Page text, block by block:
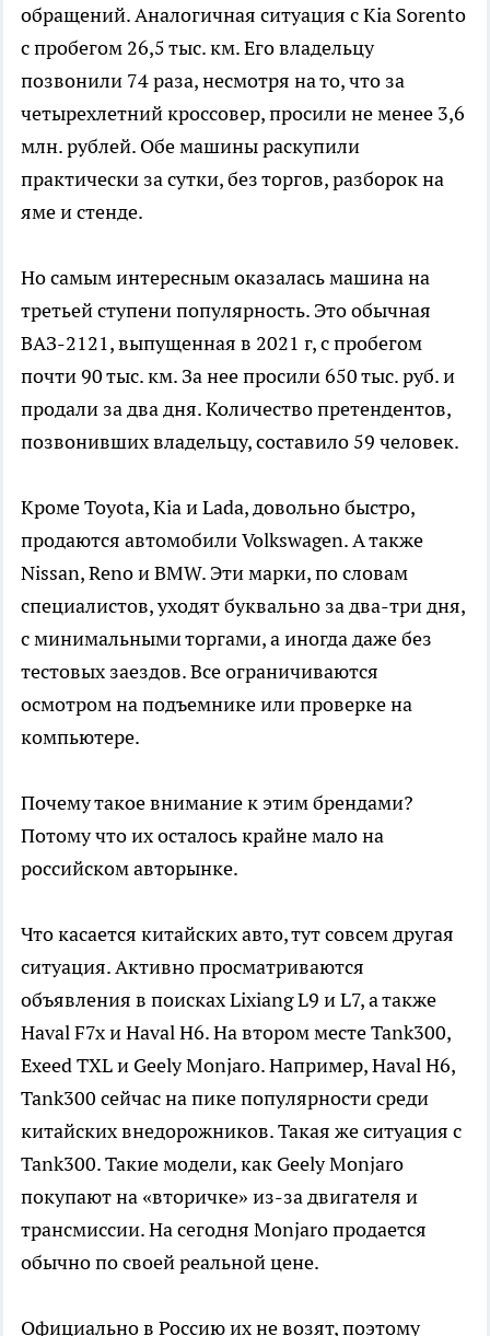
обращений. Аналогичная ситуация с Kia Sorento
с пробегом 26,5 тыс. км. Его владельцу
позвонили 74 раза, несмотря на то, что за
четырехлетний кроссовер, просили не менее 3,6
млн. рублей. Обе машины раскупили
практически за сутки, без торгов, разборок на
яме и стенде.
Но самым интересным оказалась машина на
третьей ступени популярность. Это обычная
ВАЗ-2121, выпущенная в 2021 г, с пробегом
почти 90 тыс. км. За нее просили 650 тыс. руб. и
продали за два дня. Количество претендентов,
позвонивших владельцу, составило 59 человек.
Кроме Toyota, Kia и Lada, довольно быстро,
продаются автомобили Volkswagen. А также
Nissan, Reno и BMW. Эти марки, по словам
специалистов, уходят буквально за два-три дня,
с минимальными торгами, а иногда даже без
тестовых заездов. Все ограничиваются
осмотром на подъемнике или проверке на
компьютере.
Почему такое внимание к этим брендами?
Потому что их осталось крайне мало на
российском авторынке.
Что касается китайских авто, тут совсем другая
ситуация. Активно просматриваются
объявления в поисках Lixiang L9 и L7, а также
Haval F7x и Haval H6. На втором месте Tank300,
Exeed TXL и Geely Monjaro. Например, Haval H6,
Tank300 сейчас на пике популярности среди
китайских внедорожников. Такая же ситуация с
Tank300. Такие модели, как Geely Monjaro
покупают на «вторичке» из-за двигателя и
трансмиссии. На сегодня Monjaro продается
обычно по своей реальной цене.
Официально в Россию их не возят, поэтому